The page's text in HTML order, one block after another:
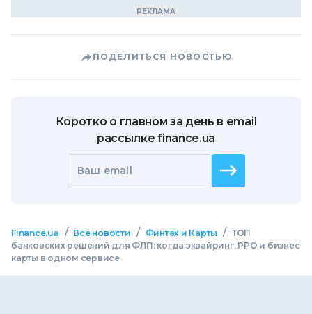
ПОДЕЛИТЬСЯ НОВОСТЬЮ
Коротко о главном за день в email
рассылке finance.ua
Ваш email
Finance.ua / Все новости / Финтех и Карты / ТОП
банковских решений для ФЛП: когда эквайринг, РРО и бизнес
карты в одном сервисе